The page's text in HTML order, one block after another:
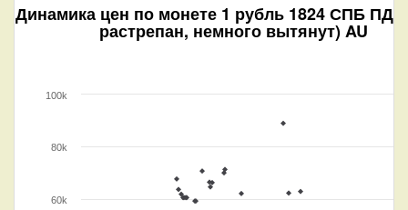
Динамика цен по монете 1 рубль 1824 СПБ ПД
растрепан, немного вытянут) AU
60k
80k
100k